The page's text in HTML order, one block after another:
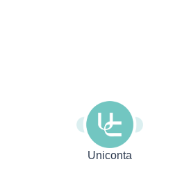
Uniconta